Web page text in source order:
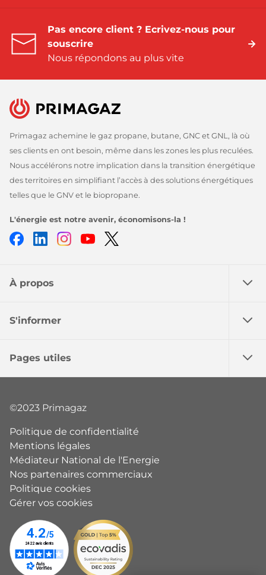
Pas encore client ? Ecrivez-nous pour
souscrire
Nous répondons au plus vite
Primagaz achemine le gaz propane, butane, GNC et GNL, là où
ses clients en ont besoin, même dans les zones les plus reculées.
Nous accélérons notre implication dans la transition énergétique
des territoires en simplifiant l’accès à des solutions énergétiques
telles que le GNV et le biopropane.
L'énergie est notre avenir, économisons-la !
FacebookLinkedInInstagram
Youtube
À propos
S'informer
Pages utiles
©2023 Primagaz
Politique de confidentialité
Mentions légales
Médiateur National de l'Energie
Nos partenaires commerciaux
Politique cookies
Gérer vos cookies